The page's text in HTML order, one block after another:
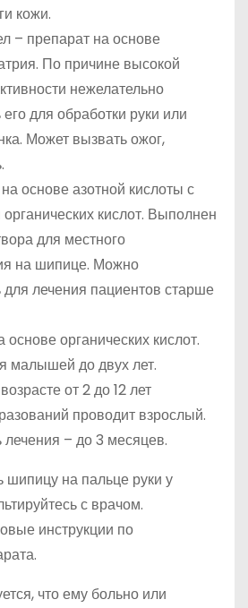
кожи.
– препарат на основе
По причине высокой
нежелательно
для обработки руки или
Может вызвать ожог,
основе азотной кислоты с
кислот. Выполнен
для местного
на шипице. Можно
для лечения пациентов старше
органических кислот.
малышей до двух лет.
от 2 до 12 лет
проводит взрослый.
лечения – до 3 месяцев.
на пальце руки у
с врачом.
инструкции по
что ему больно или